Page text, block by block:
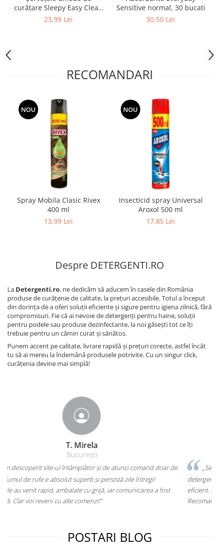
curățare Sleepy Easy Clean
Kitchen cu ulei natural de
23,99 Lei
Sensitive normal, 30 bucati
30,50 Lei
RECOMANDARI
NOU
Spray Mobila Clasic Rivex
400 ml
13,99 Lei
NOU
Insecticid spray Universal
Aroxol 500 ml
17,85 Lei
Despre DETERGENTI.RO
La Detergenti.ro, ne dedicăm să aducem în casele din România
produse de curățenie de calitate, la prețuri accesibile. Totul a început
din dorința de a oferi soluții eficiente și sigure pentru igiena zilnică, fără
compromisuri. Fie că ai nevoie de detergenți pentru haine, soluții
pentru podele sau produse dezinfectante, la noi găsești tot ce îți
trebuie pentru un cămin curat și sănătos.
Punem accent pe calitate, livrare rapidă și prețuri corecte, astfel încât
tu să ai mereu la îndemână produsele potrivite. Cu un singur click,
curățenia devine mai simplă!
de
„Serviciu rapid, produse de calitate și prețuri decente. Am luat
detergent lichid și soluții pentru baie – miros foarte bine și curăță
eficient. În plus, coletul a venit a doua zi, ceea ce e un mare plus.
Recomand cu încredere!”
POSTARI BLOG